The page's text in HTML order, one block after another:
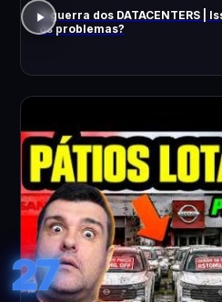
A guerra dos DATACENTERS |
os problemas?
27